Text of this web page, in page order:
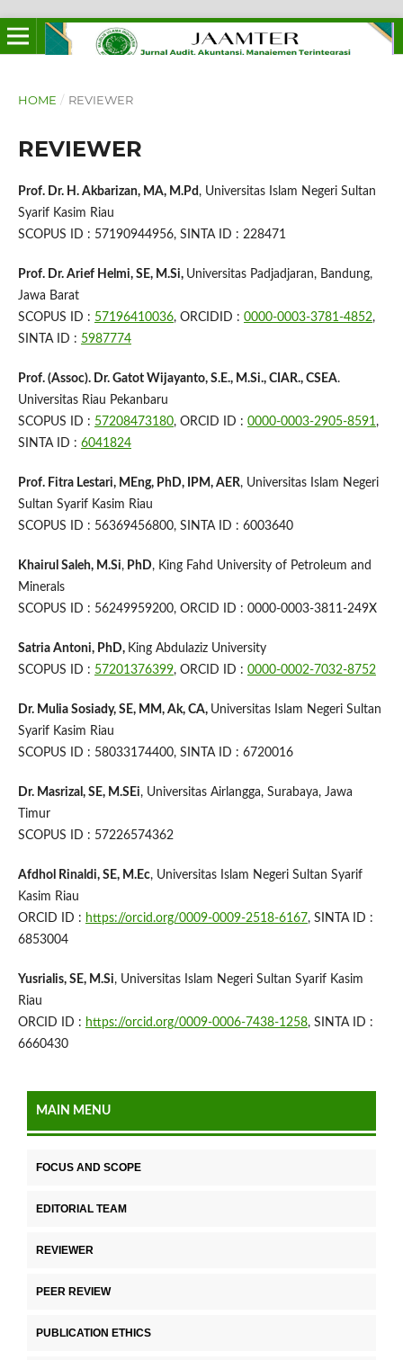
HOME / REVIEWER
REVIEWER
Prof. Dr. H. Akbarizan, MA, M.Pd, Universitas Islam Negeri Sultan
Syarif Kasim Riau
SCOPUS ID : 57190944956, SINTA ID : 228471
Prof. Dr. Arief Helmi, SE, M.Si, Universitas Padjadjaran, Bandung,
Jawa Barat
SCOPUS ID : 57196410036, ORCIDID : 0000-0003-3781-4852,
SINTA ID : 5987774
Prof. (Assoc). Dr. Gatot Wijayanto, S.E., M.Si., CIAR., CSEA.‬
Universitas Riau Pekanbaru‬
SCOPUS ID : 57208473180, ORCID ID : 0000-0003-2905-8591,
SINTA ID : 6041824
Prof. Fitra Lestari, MEng, PhD, IPM, AER, Universitas Islam Negeri
Sultan Syarif Kasim Riau
SCOPUS ID : 56369456800, SINTA ID : 6003640
Khairul Saleh, M.Si,PhD, King Fahd University of Petroleum and
Minerals
SCOPUS ID : 56249959200, ORCID ID : 0000-0003-3811-249X
Satria Antoni, PhD, King Abdulaziz University
SCOPUS ID : 57201376399, ORCID ID : 0000-0002-7032-8752
Dr. Mulia Sosiady, SE, MM, Ak, CA, Universitas Islam Negeri Sultan
Syarif Kasim Riau
SCOPUS ID : 58033174400, SINTA ID : 6720016
Dr. Masrizal, SE, M.SEi, Universitas Airlangga, Surabaya, Jawa
Timur
SCOPUS ID : 57226574362
Afdhol Rinaldi, SE, M.Ec, Universitas Islam Negeri Sultan Syarif
Kasim Riau
ORCID ID : https://orcid.org/0009-0009-2518-6167, SINTA ID :
6853004
Yusrialis, SE, M.Si, Universitas Islam Negeri Sultan Syarif Kasim
Riau
ORCID ID : https://orcid.org/0009-0006-7438-1258, SINTA ID :
6660430
MAIN MENU
FOCUS AND SCOPE
EDITORIAL TEAM
REVIEWER
PEER REVIEW
PUBLICATION ETHICS